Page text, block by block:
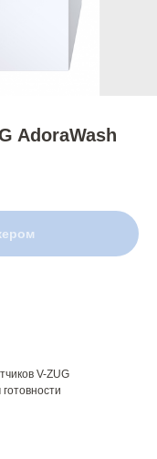
AdoraWash
V-ZUG